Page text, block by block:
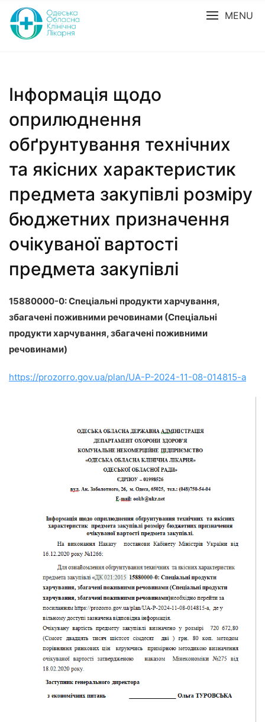
MENU
Інформація щодо
оприлюднення
обґрунтування технічних
та якісних характеристик
предмета закупівлі розміру
бюджетних призначення
очікуваної вартості
предмета закупівлі
15880000-0: Спеціальні продукти харчування,
збагачені поживними речовинами (Спеціальні
продукти харчування, збагачені поживними
речовинами)
https://prozorro.gov.ua/plan/UA-P-2024-11-08-014815-a